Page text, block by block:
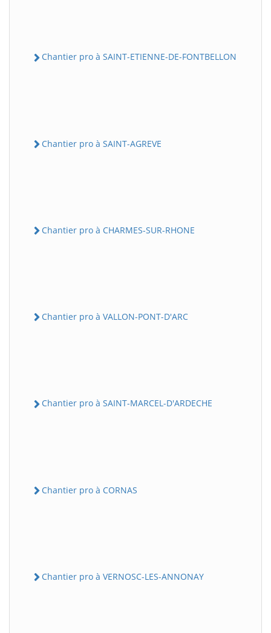
Chantier pro à SAINT-ETIENNE-DE-FONTBELLON
Chantier pro à SAINT-AGREVE
Chantier pro à CHARMES-SUR-RHONE
Chantier pro à VALLON-PONT-D'ARC
Chantier pro à SAINT-MARCEL-D'ARDECHE
Chantier pro à CORNAS
Chantier pro à VERNOSC-LES-ANNONAY